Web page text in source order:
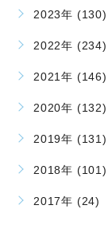
2023年 (130)
2022年 (234)
2021年 (146)
2020年 (132)
2019年 (131)
2018年 (101)
2017年 (24)